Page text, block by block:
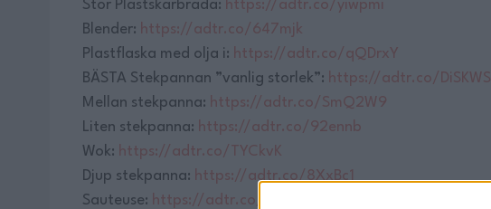
Stor Plastskärbräda: https://adtr.co/yiwpmi
Blender: https://adtr.co/647mjk
Plastflaska med olja i: https://adtr.co/qQDrxY
BÄSTA Stekpannan ”vanlig storlek”: https://adtr.co/DiSKWS
Mellan stekpanna: https://adtr.co/SmQ2W9
Liten stekpanna: https://adtr.co/92ennb
Wok: https://adtr.co/TYCkvK
Djup stekpanna: https://adtr.co/8XxBc1
Sauteuse: https://adtr.co/i3cYyR